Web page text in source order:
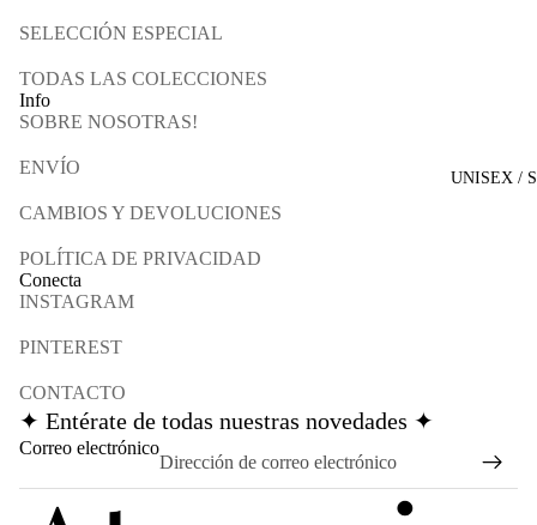
UNISEX /
SELECCIÓN ESPECIAL
TODAS LAS COLECCIONES
Info
SOBRE NOSOTRAS!
ENVÍO
CAMBIOS Y DEVOLUCIONES
POLÍTICA DE PRIVACIDAD
Conecta
INSTAGRAM
PINTEREST
CONTACTO
✦ Entérate de todas nuestras novedades ✦
Correo electrónico
Política de reembolso
Política de privacidad